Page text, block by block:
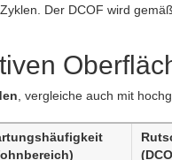
Der DCOF wird
, vergleiche auch mit